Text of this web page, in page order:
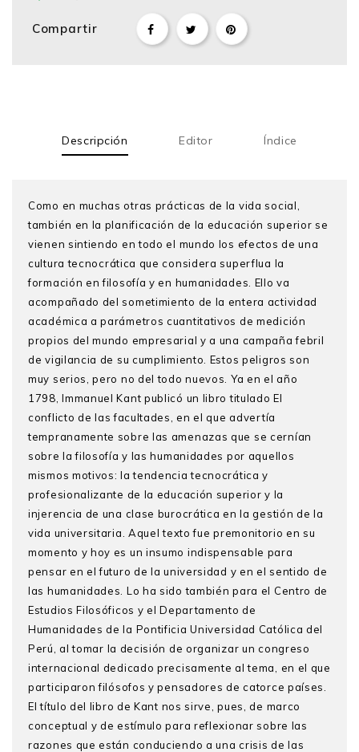
Compartir
Descripción Editor Índice
Como en muchas otras prácticas de la vida social,
también en la planificación de la educación superior se
vienen sintiendo en todo el mundo los efectos de una
cultura tecnocrática que considera superflua la
formación en filosofía y en humanidades. Ello va
acompañado del sometimiento de la entera actividad
académica a parámetros cuantitativos de medición
propios del mundo empresarial y a una campaña febril
de vigilancia de su cumplimiento. Estos peligros son
muy serios, pero no del todo nuevos. Ya en el año
1798, Immanuel Kant publicó un libro titulado El
conflicto de las facultades, en el que advertía
tempranamente sobre las amenazas que se cernían
sobre la filosofía y las humanidades por aquellos
mismos motivos: la tendencia tecnocrática y
profesionalizante de la educación superior y la
injerencia de una clase burocrática en la gestión de la
vida universitaria. Aquel texto fue premonitorio en su
momento y hoy es un insumo indispensable para
pensar en el futuro de la universidad y en el sentido de
las humanidades. Lo ha sido también para el Centro de
Estudios Filosóficos y el Departamento de
Humanidades de la Pontificia Universidad Católica del
Perú, al tomar la decisión de organizar un congreso
internacional dedicado precisamente al tema, en el que
participaron filósofos y pensadores de catorce países.
El título del libro de Kant nos sirve, pues, de marco
conceptual y de estímulo para reflexionar sobre las
razones que están conduciendo a una crisis de las